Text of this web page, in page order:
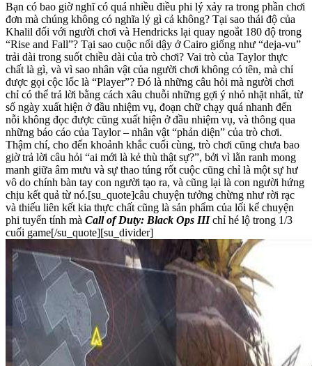
Bạn có bao giờ nghĩ có quá nhiều điều phi lý xảy ra trong phần chơi
đơn mà chúng không có nghĩa lý gì cả không? Tại sao thái độ của
Khalil đối với người chơi và Hendricks lại quay ngoắt 180 độ trong
“Rise and Fall”? Tại sao cuộc nổi dậy ở Cairo giống như “deja-vu”
trải dài trong suốt chiều dài của trò chơi? Vai trò của Taylor thực
chất là gì, và vì sao nhân vật của người chơi không có tên, mà chỉ
được gọi cộc lốc là “Player”? Đó là những câu hỏi mà người chơi
chỉ có thể trả lời bằng cách xâu chuỗi những gợi ý nhỏ nhặt nhất, từ
số ngày xuất hiện ở đầu nhiệm vụ, đoạn chữ chạy quá nhanh đến
nỗi không đọc được cũng xuất hiện ở đầu nhiệm vụ, và thông qua
những báo cáo của Taylor – nhân vật “phản diện” của trò chơi.
Thậm chí, cho đến khoảnh khắc cuối cùng, trò chơi cũng chưa bao
giờ trả lời câu hỏi “ai mới là kẻ thù thật sự?”, bởi vì lằn ranh mong
manh giữa âm mưu và sự thao túng rốt cuộc cũng chỉ là một sự hư
vô do chính bàn tay con người tạo ra, và cũng lại là con người hứng
chịu kết quả từ nó.[su_quote]câu chuyện tưởng chừng như rời rạc
và thiếu liên kết kia thực chất cũng là sản phẩm của lối kể chuyện
phi tuyến tính mà Call of Duty: Black Ops IIIchỉ hé lộ trong 1/3
cuối game[/su_quote][su_divider]